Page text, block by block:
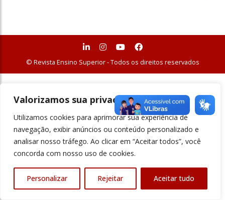
Valorizamos sua privacidade
Utilizamos cookies para aprimorar sua experiência de
navegação, exibir anúncios ou conteúdo personalizado e
analisar nosso tráfego. Ao clicar em “Aceitar todos”, você
concorda com nosso uso de cookies.
Personalizar Rejeitar Aceitar tudo
© Revista Ensino Superior - Todos os direitos reservados